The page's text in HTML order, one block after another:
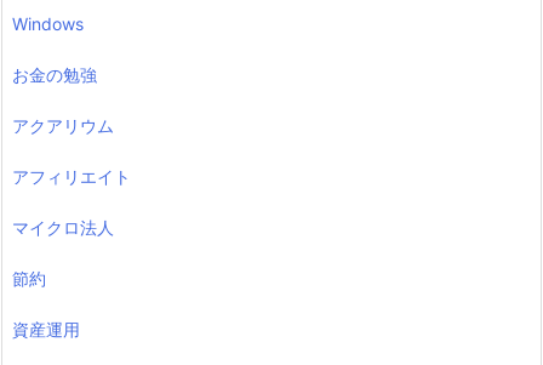
Windows
お金の勉強
アクアリウム
アフィリエイト
マイクロ法人
節約
資産運用